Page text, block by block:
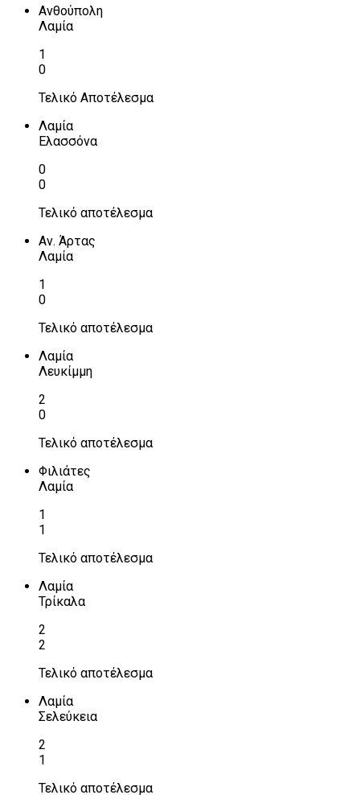
Ανθούπολη
Λαμία
1
0
Τελικό Αποτέλεσμα
Λαμία
Ελασσόνα
0
0
Τελικό αποτέλεσμα
Αν. Άρτας
Λαμία
1
0
Τελικό αποτέλεσμα
Λαμία
Λευκίμμη
2
0
Τελικό αποτέλεσμα
Φιλιάτες
Λαμία
1
1
Τελικό αποτέλεσμα
Λαμία
Τρίκαλα
2
2
Τελικό αποτέλεσμα
Λαμία
Σελεύκεια
2
1
Τελικό αποτέλεσμα